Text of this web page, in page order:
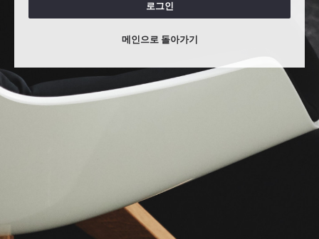
로그인
메인으로 돌아가기